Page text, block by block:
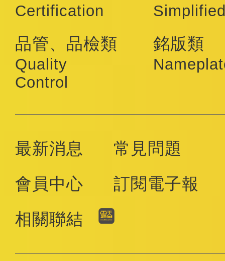
Certification
品管、品檢類
Quality
Control
銘版類
最新消息
常見問題
會員中心
訂閱電子報
相關聯結